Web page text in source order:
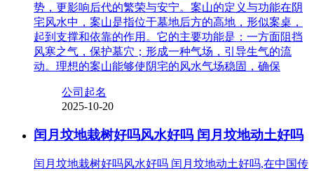
势，更影响后代的繁荣与安宁。案山的定义与功能在阴
宅风水中，案山是指位于墓地后方的高地，形似案桌，
起到支撑和依靠的作用。它的主要功能是：一方面阻挡
风寒之气，保护墓穴；形成一种气场，引导生气的流
动。理想的案山能够使阴宅的风水气场稳固，确保
公司起名
2025-10-20
闰月坟地栽树好吗风水好吗 闰月坟地动土好吗
闰月坟地栽树好吗风水好吗 闰月坟地动土好吗,在中国传